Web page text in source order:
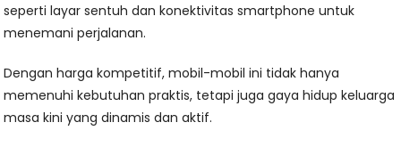
seperti layar sentuh dan konektivitas smartphone untuk
menemani perjalanan.
Dengan harga kompetitif, mobil-mobil ini tidak hanya
memenuhi kebutuhan praktis, tetapi juga gaya hidup keluarga
masa kini yang dinamis dan aktif.